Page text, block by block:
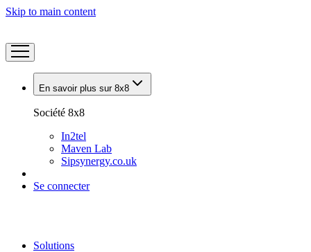
Skip to main content
En savoir plus sur 8x8
Société 8x8
In2tel
Maven Lab
Sipsynergy.co.uk
Se connecter
Solutions